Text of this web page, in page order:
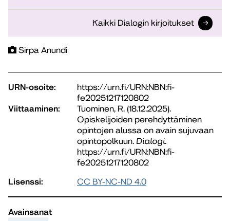
Kaikki Dialogin kirjoitukset
Sirpa Anundi
URN-osoite:
https://urn.fi/URN:NBN:fi-
fe20251217120802
Viittaaminen:
Tuominen, R. (18.12.2025).
Opiskelijoiden perehdyttäminen
opintojen alussa on avain sujuvaan
opintopolkuun. Dialogi.
https://urn.fi/URN:NBN:fi-
fe20251217120802
Lisenssi:
CC BY-NC-ND 4.0
Avainsanat